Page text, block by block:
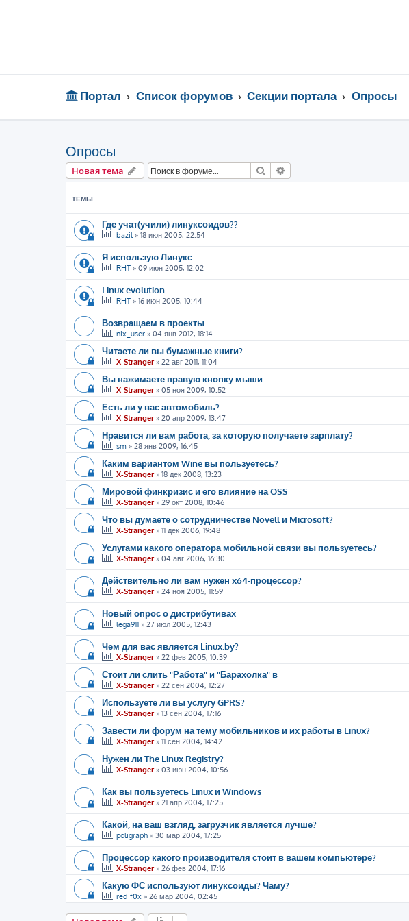
Портал Список форумов Секции портала Опросы
Опросы
Новая тема Поиск
ТЕМЫ
Где учат(учили) линуксоидов??
bazil» 18 июн 2005, 22:54
Я использую Линукс...
RHT » 09 июн 2005, 12:02
Linux evolution.
RHT » 16 июн 2005, 10:44
Возвращаем в проекты
nix_user » 04 янв 2012, 18:14
Читаете ли вы бумажные книги?
X-Stranger» 22 авг 2011, 11:04
Вы нажимаете правую кнопку мыши...
X-Stranger» 05 ноя 2009, 10:52
Есть ли у вас автомобиль?
X-Stranger» 20 апр 2009, 13:47
Нравится ли вам работа, за которую получаете зарплату?
sm » 28 янв 2009, 16:45
Каким вариантом Wine вы пользуетесь?
X-Stranger» 18 дек 2008, 13:23
Мировой финкризис и его влияние на OSS
X-Stranger» 29 окт 2008, 10:46
Что вы думаете о сотрудничестве Novell и Microsoft?
X-Stranger» 11 дек 2006, 19:48
Услугами какого оператора мобильной связи вы пользуетесь?
X-Stranger» 04 авг 2006, 16:30
Действительно ли вам нужен x64-процессор?
X-Stranger» 24 ноя 2005, 11:59
Новый опрос о дистрибутивах
lega911 » 27 июл 2005, 12:43
Чем для вас является Linux.by?
X-Stranger» 22 фев 2005, 10:39
Стоит ли слить "Работа" и "Барахолка" в
X-Stranger» 22 сен 2004, 12:27
Используете ли вы услугу GPRS?
X-Stranger» 13 сен 2004, 17:16
Завести ли форум на тему мобильников и их работы в Linux?
X-Stranger» 11 сен 2004, 14:42
Нужен ли The Linux Registry?
X-Stranger» 03 июн 2004, 10:56
Как вы пользуетесь Linux и Windows
X-Stranger» 21 апр 2004, 17:25
Какой, на ваш взгляд, загрузчик является лучше?
poligraph » 30 мар 2004, 17:25
Процессор какого производителя стоит в вашем компьютере?
X-Stranger» 26 фев 2004, 17:16
Какую ФС используют линуксоиды? Чаму?
red f0x » 26 мар 2004, 02:45